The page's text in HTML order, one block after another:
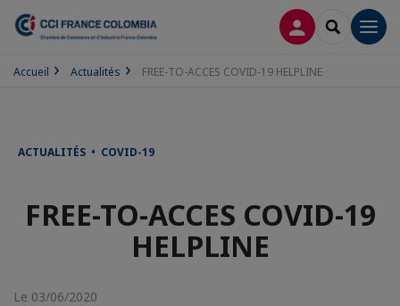
CONNEXION
Accueil Actualités FREE-TO-ACCES COVID-19 HELPLINE
ACTUALITÉS • COVID-19
FREE-TO-ACCES COVID-19
HELPLINE
Le 03/06/2020